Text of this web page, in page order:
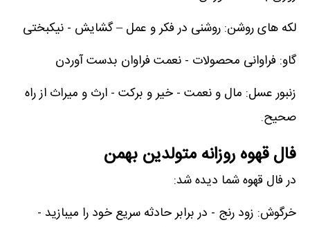
لکه های روشن: روشنی در فکر و عمل – گشایش - نیکبختی
گاو: فراوانی محصولات - نعمت فراوان بدست آوردن
زنبور عسل: مال و نعمت - خیر و برکت - ارث و میراث از راه
صحیح.
فال قهوه روزانه متولدین بهمن
در فال قهوه شما دیده شد:
خرگوش: زود رنج - در برابر حادثه سریع خود را میبازید -